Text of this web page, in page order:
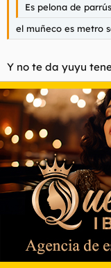
Es pelona de
el muñeco es metro
Y no te da yuyu